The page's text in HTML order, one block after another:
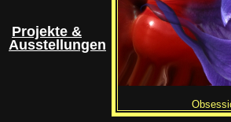
Projekte &
Ausstellungen